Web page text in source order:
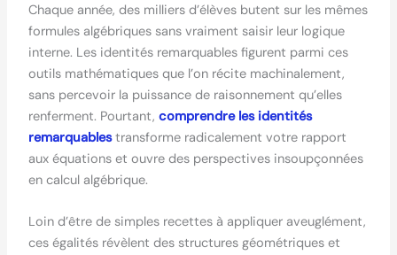
Chaque année, des milliers d’élèves butent sur les mêmes
formules algébriques sans vraiment saisir leur logique
interne. Les identités remarquables figurent parmi ces
outils mathématiques que l’on récite machinalement,
sans percevoir la puissance de raisonnement qu’elles
renferment. Pourtant, comprendre les identités
remarquablestransforme radicalement votre rapport
aux équations et ouvre des perspectives insoupçonnées
en calcul algébrique.
Loin d’être de simples recettes à appliquer aveuglément,
ces égalités révèlent des structures géométriques et